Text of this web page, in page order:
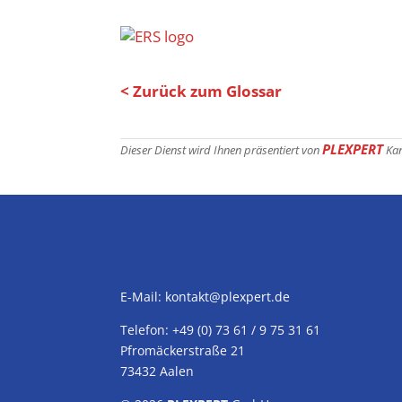
< Zurück zum Glossar
Dieser Dienst wird Ihnen präsentiert vonPLEXPERT
E-Mail: kontakt@plexpert.de
Telefon: +49 (0) 73 61 / 9 75 31 61
Pfromäckerstraße 21
73432 Aalen